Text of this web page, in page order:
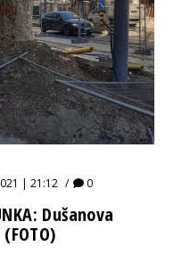
| 21:12 0
Dušanova